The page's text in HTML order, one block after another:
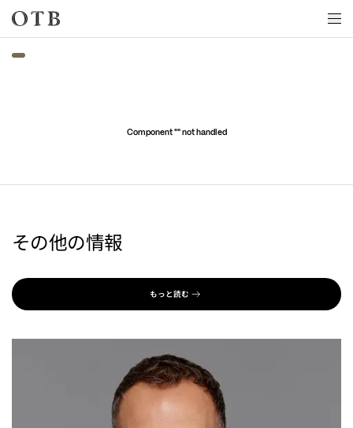
Skip to main content
Component "" not handled
その他の情報
もっと読む